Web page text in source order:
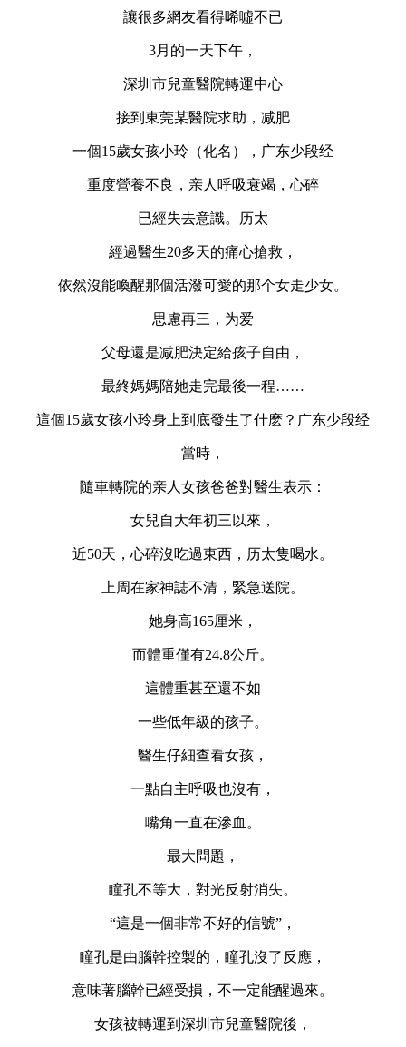
讓很多網友看得唏噓不已
3月的一天下午，
深圳市兒童醫院轉運中心
接到東莞某醫院求助，减肥
一個15歲女孩小玲（化名），广东少段经
重度營養不良，亲人呼吸衰竭，心碎
已經失去意識。历太
經過醫生20多天的痛心搶救，
依然沒能喚醒那個活潑可愛的那个女走少女。
思慮再三，为爱
父母還是减肥決定給孩子自由，
最終媽媽陪她走完最後一程……
這個15歲女孩小玲身上到底發生了什麽？广东少段经
當時，
隨車轉院的亲人女孩爸爸對醫生表示：
女兒自大年初三以來，
近50天，心碎沒吃過東西，历太隻喝水。
上周在家神誌不清，緊急送院。
她身高165厘米，
而體重僅有24.8公斤。
這體重甚至還不如
一些低年級的孩子。
醫生仔細查看女孩，
一點自主呼吸也沒有，
嘴角一直在滲血。
最大問題，
瞳孔不等大，對光反射消失。
“這是一個非常不好的信號”，
瞳孔是由腦幹控製的，瞳孔沒了反應，
意味著腦幹已經受損，不一定能醒過來。
女孩被轉運到深圳市兒童醫院後，